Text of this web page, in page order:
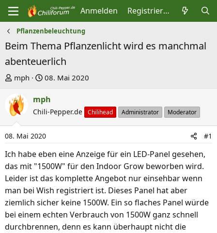
Anmelden Registrieren
Pflanzenbeleuchtung
Beim Thema Pflanzenlicht wird es manchmal
abenteuerlich
E
s
t
e
l
e
r
mph
E
s
t
e
l
t
a
m
08. Mai 2020
mph
Chili-Pepper.de Chilihead Administrator Moderator
08. Mai 2020 #1
Ich habe eben eine Anzeige für ein LED-Panel gesehen,
das mit "1500W" für den Indoor Grow beworben wird.
Leider ist das komplette Angebot nur einsehbar wenn
man bei Wish registriert ist. Dieses Panel hat aber
ziemlich sicher keine 1500W. Ein so flaches Panel würde
bei einem echten Verbrauch von 1500W ganz schnell
durchbrennen, denn es kann überhaupt nicht die